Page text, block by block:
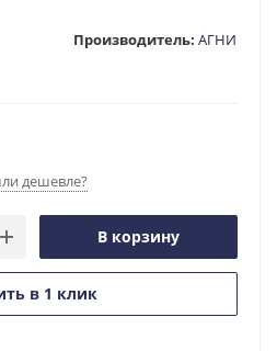
Производитель: АГНИ
дешевле?
В корзину
в 1 клик